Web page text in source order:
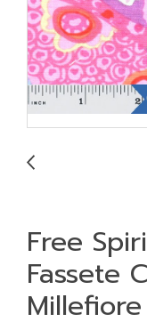
Free
Fassete
Millefiore